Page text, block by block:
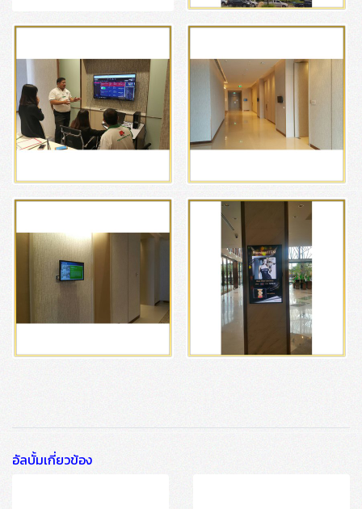
อัลบั้มเกี่ยวข้อง